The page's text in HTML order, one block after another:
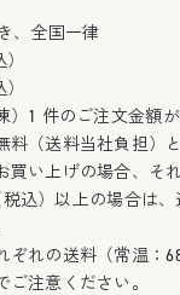
、全国一律
1 件のご注文金額が
料（送料当社負担）
買い上げの場合、そ
込）以上の場合は
ぞれの送料（常温：
注意ください。